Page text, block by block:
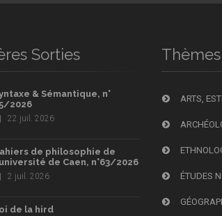
Sorties
& Sémantique, n°
2026
22 juil. 2026
de philosophie de
de Caen, n°63/2026
2 juil. 2026
de la hird
Thèmes
ARTS,
ÉTUDES